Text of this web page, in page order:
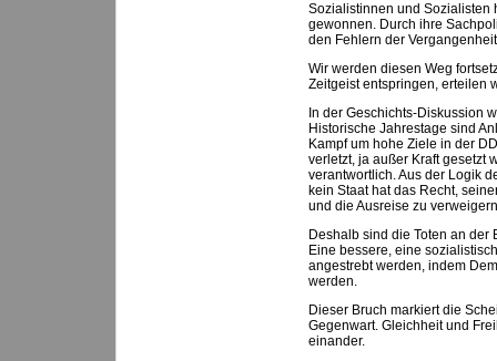
Sozialistinnen und Sozialisten
gewonnen. Durch ihre
den Fehlern der
Wir werden diesen Weg
Zeitgeist entspringen, erteilen
In der Geschichts-Diskussion
Historische Jahrestage sind
Kampf um hohe Ziele in der
verletzt, ja außer Kraft gesetzt
verantwortlich. Aus der Logik
kein Staat hat das Recht,
und die Ausreise zu
Deshalb sind die Toten an der
Eine bessere, eine
angestrebt werden, indem
werden.
Dieser Bruch markiert die
Gegenwart. Gleichheit und
einander.